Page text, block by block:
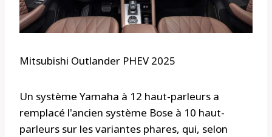
Mitsubishi Outlander PHEV 2025
Un système Yamaha à 12 haut-parleurs a
remplacé l'ancien système Bose à 10 haut-
parleurs sur les variantes phares, qui, selon